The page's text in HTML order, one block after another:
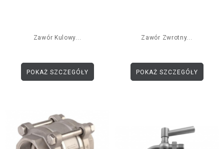
Zawór Kulowy...
POKAŻ SZCZEGÓŁY
Zawór Zwrotny...
POKAŻ SZCZEGÓŁY